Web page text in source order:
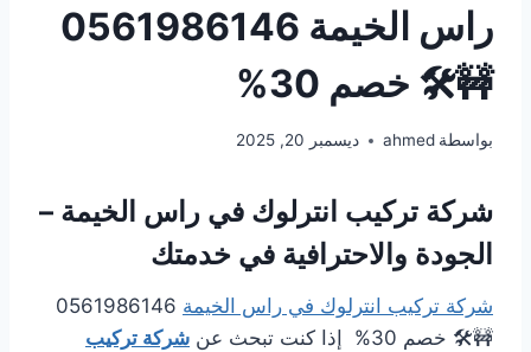
راس الخيمة 0561986146
🚧🛠️ خصم 30%
بواسطة ahmed ديسمبر 20, 2025
شركة تركيب انترلوك في راس الخيمة –
الجودة والاحترافية في خدمتك
شركة تركيب انترلوك في راس الخيمة 0561986146
🚧🛠️ خصم 30% إذا كنت تبحث عن
شركة تركيب